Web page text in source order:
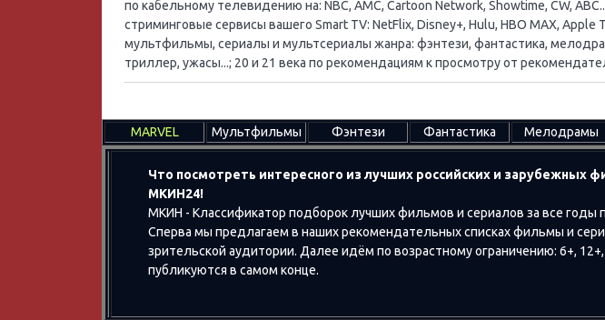
по кабельному телевидению на: NBC, AMC, Cartoon Network, Showtime, CW,
стриминговые сервисы вашего Smart TV: NetFlix, Disney+, Hulu, HBO MAX,
мультфильмы, сериалы и мультсериалы жанра: фэнтези, фантастика,
триллер, ужасы...; 20 и 21 века по рекомендациям к просмотру от
MARVEL Мультфильмы Фэнтези Фантастика Мелодрамы
Что посмотреть интересного из лучших российских и зарубежных
МКИН24!
МКИН - Классификатор подборок лучших фильмов и сериалов за все годы
Сперва мы предлагаем в наших рекомендательных списках фильмы и
зрительской аудитории. Далее идём по возрастному ограничению: 6+,
публикуются в самом конце.